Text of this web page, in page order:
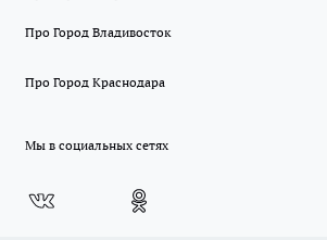
Про Город Владивосток
Про Город Краснодара
Мы в социальных сетях